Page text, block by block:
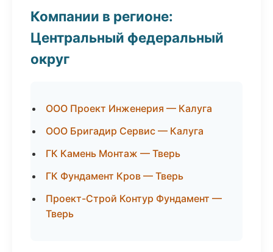
Компании в регионе:
Центральный федеральный
округ
ООО Проект Инженерия — Калуга
ООО Бригадир Сервис — Калуга
ГК Камень Монтаж — Тверь
ГК Фундамент Кров — Тверь
Проект-Строй Контур Фундамент —
Тверь